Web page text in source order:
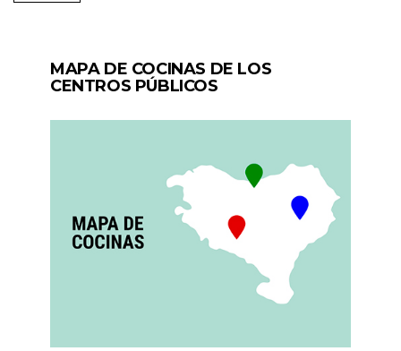
MAPA DE COCINAS DE LOS
CENTROS PÚBLICOS